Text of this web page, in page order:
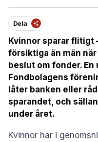
Dela
Kvinnor sparar flitigt
försiktiga än män
beslut om fonder.
Fondbolagens
låter banken eller
sparandet, och
under året.
Kvinnor har i